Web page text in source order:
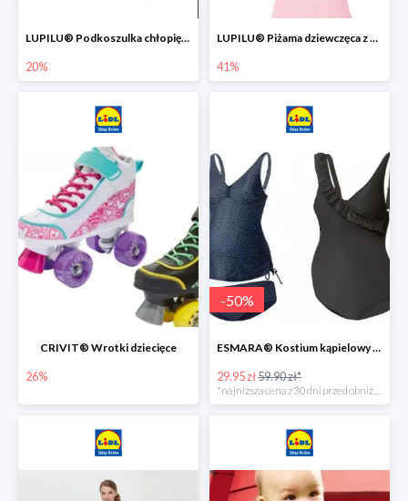
LUPILU® Podkoszulka chłopięca z bawełny -20%
20%
LUPILU® Piżama dziewczęca z bawełny -41%
41%
CRIVIT® Wrotki dziecięce
26%
-50%
ESMARA® Kostium kąpielowy ciążowy lub tankini ciążowe -50%
29.95 zł59.90 zł*